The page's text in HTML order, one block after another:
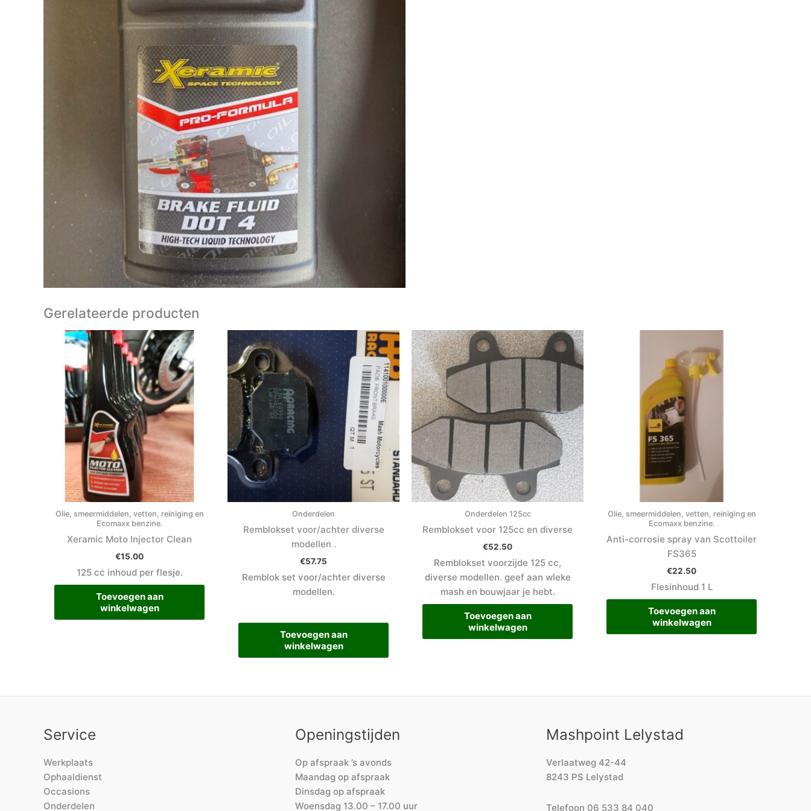
Gerelateerde producten
Olie, smeermiddelen, vetten, reiniging en
Ecomaxx benzine.
Xeramic Moto Injector Clean
€15.00
125 cc inhoud per flesje.
Toevoegen aan
winkelwagen
Onderdelen
Remblokset voor/achter diverse
modellen .
€57.75
Remblok set voor/achter diverse
modellen.
Toevoegen aan
winkelwagen
Onderdelen 125cc
Remblokset voor 125cc en diverse
€52.50
Remblokset voorzijde 125 cc,
diverse modellen. geef aan wleke
mash en bouwjaar je hebt.
Toevoegen aan
winkelwagen
Olie, smeermiddelen, vetten, reiniging en
Ecomaxx benzine.
Anti-corrosie spray van Scottoiler
FS365
€22.50
Flesinhoud 1 L
Toevoegen aan
winkelwagen
Service
Werkplaats
Ophaaldienst
Occasions
Onderdelen
Openingstijden
Op afspraak ’s avonds
Maandag op afspraak
Dinsdag op afspraak
Woensdag 13.00 – 17.00 uur
Mashpoint Lelystad
Verlaatweg 42-44
8243 PS Lelystad
Telefoon 06 533 84 040